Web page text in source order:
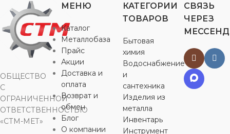
для водоснабжения
газоснабжения,
отопления
МАТЕРИАЛ латунь
ТИП
НАЗНАЧЕНИЕ
для водоснабжения,для
газоснабжения,для
отопления
латунь
ДЛИНА 32 мм
для водоснабжения, для
газоснабжения
для
МАТЕРИАЛ латунь
ДЛИНА 37 мм
ДИАМЕТР
ОБЩЕСТВО
С
ОГРАНИЧЕННОЙ
ОТВЕТСТВЕННОСТЬЮ
«СТМ-МЕТ»
МЕНЮ
Каталог
Металлобаза
Прайс
Акции
Доставка и
оплата
Возврат и
обмен
Блог
О компании
КАТЕГОРИИ
ТОВАРОВ
Бытовая
химия
Водоснабжение
и
сантехника
Изделия из
металла
Инвентарь
Инструмент
СВЯЗЬ
ЧЕРЕЗ